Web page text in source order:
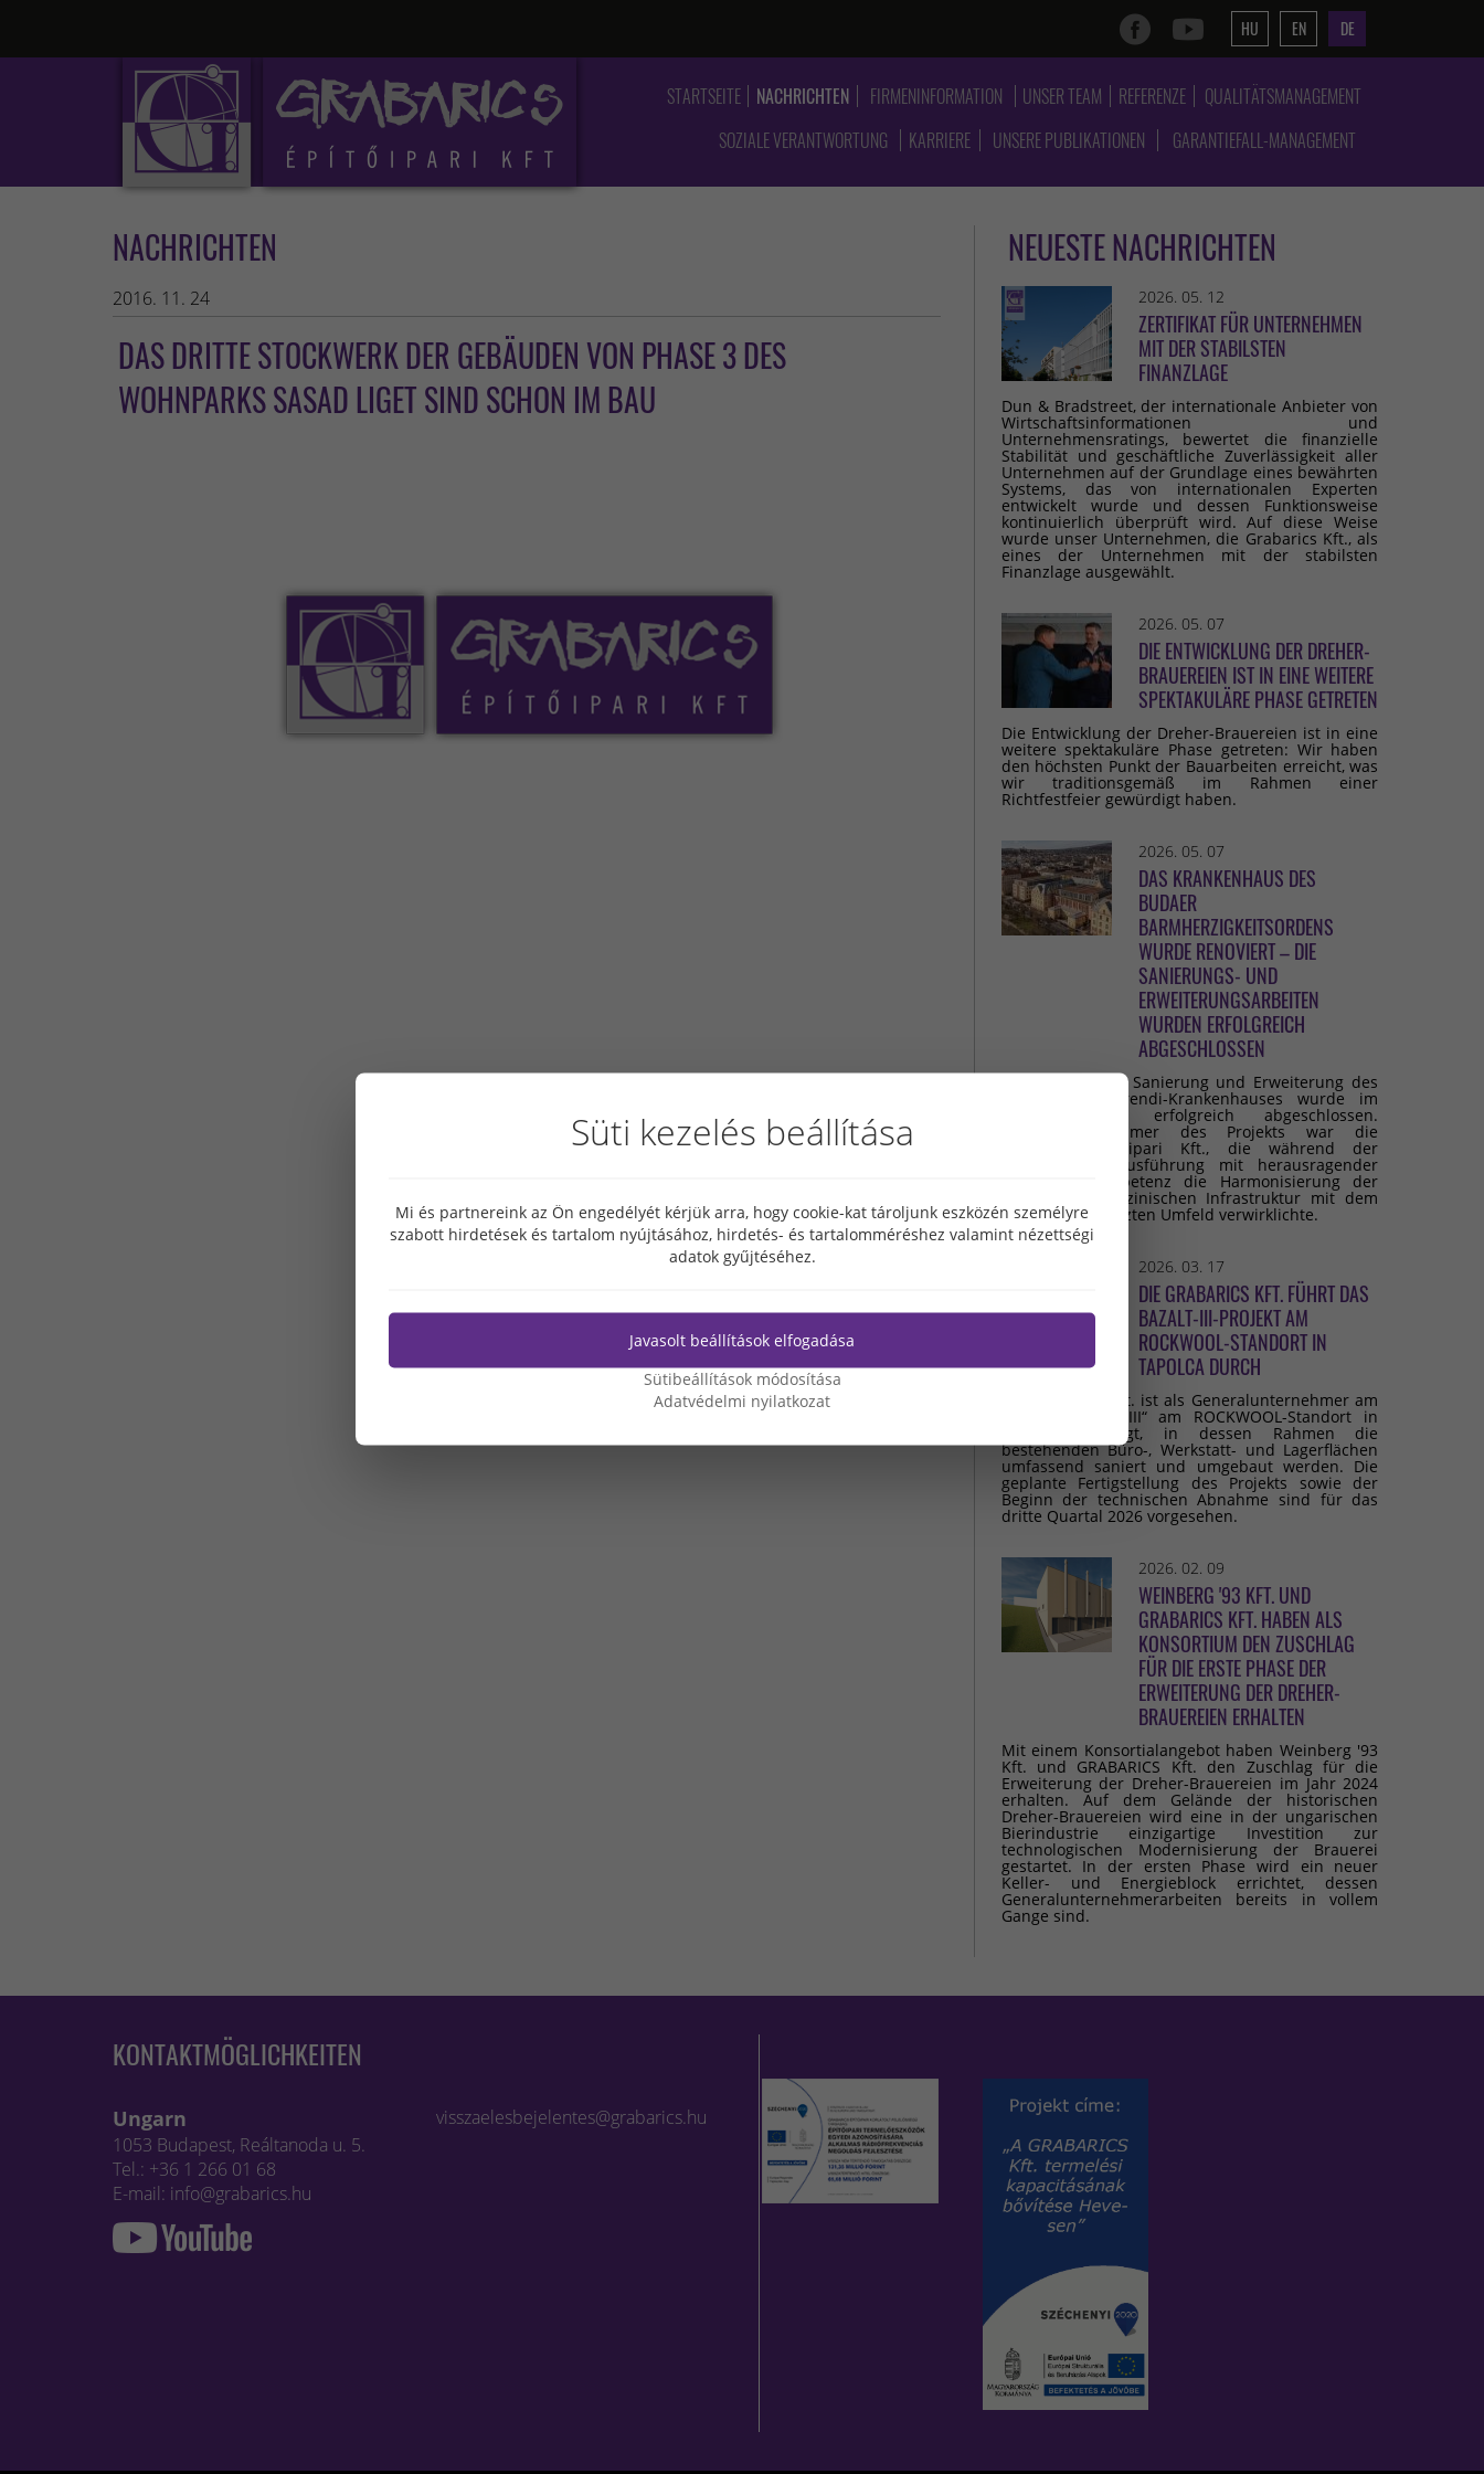
HU EN DE
STARTSEITE NACHRICHTEN FIRMENINFORMATION UNSER TEAM REFERENZE
QUALITÄTSMANAGEMENT
SOZIALE VERANTWORTUNG
KARRIERE UNSERE PUBLIKATIONEN GARANTIEFALL-MANAGEMENT
NACHRICHTEN
2016. 11. 24
DAS DRITTE STOCKWERK DER GEBÄUDEN VON PHASE 3 DES
WOHNPARKS SASAD LIGET SIND SCHON IM BAU
NEUESTE NACHRICHTEN
2026. 05. 12
ZERTIFIKAT FÜR UNTERNEHMEN
MIT DER STABILSTEN
FINANZLAGE
Dun & Bradstreet, der internationale Anbieter von
Wirtschaftsinformationen und
Unternehmensratings, bewertet die finanzielle
Stabilität und geschäftliche Zuverlässigkeit aller
Unternehmen auf der Grundlage eines bewährten
Systems, das von internationalen Experten
entwickelt wurde und dessen Funktionsweise
kontinuierlich überprüft wird. Auf diese Weise
wurde unser Unternehmen, die Grabarics Kft., als
eines der Unternehmen mit der stabilsten
Finanzlage ausgewählt.
2026. 05. 07
DIE ENTWICKLUNG DER DREHER-
BRAUEREIEN IST IN EINE WEITERE
SPEKTAKULÄRE PHASE GETRETEN
Die Entwicklung der Dreher-Brauereien ist in eine
weitere spektakuläre Phase getreten: Wir haben
den höchsten Punkt der Bauarbeiten erreicht, was
wir traditionsgemäß im Rahmen einer
Richtfestfeier gewürdigt haben.
2026. 05. 07
DAS KRANKENHAUS DES
BUDAER
BARMHERZIGKEITSORDENS
WURDE RENOVIERT – DIE
SANIERUNGS- UND
ERWEITERUNGSARBEITEN
WURDEN ERFOLGREICH
ABGESCHLOSSEN
Die umfassende Sanierung und Erweiterung des
Budai Irgalmasrendi-Krankenhauses wurde im
Februar 2026 erfolgreich abgeschlossen.
Generalunternehmer des Projekts war die
Grabarics Építőipari Kft., die während der
gesamten Bauausführung mit herausragender
fachlicher Kompetenz die Harmonisierung der
modernen medizinischen Infrastruktur mit dem
denkmalgeschützten Umfeld verwirklichte.
2026. 03. 17
DIE GRABARICS KFT. FÜHRT DAS
BAZALT-III-PROJEKT AM
ROCKWOOL-STANDORT IN
TAPOLCA DURCH
Die Grabarics Kft. ist als Generalunternehmer am
Projekt „Bazalt III“ am ROCKWOOL-Standort in
Tapolca beteiligt, in dessen Rahmen die
bestehenden Büro-, Werkstatt- und Lagerflächen
umfassend saniert und umgebaut werden. Die
geplante Fertigstellung des Projekts sowie der
Beginn der technischen Abnahme sind für das
dritte Quartal 2026 vorgesehen.
2026. 02. 09
WEINBERG '93 KFT. UND
GRABARICS KFT. HABEN ALS
KONSORTIUM DEN ZUSCHLAG
FÜR DIE ERSTE PHASE DER
ERWEITERUNG DER DREHER-
BRAUEREIEN ERHALTEN
Mit einem Konsortialangebot haben Weinberg '93
Kft. und GRABARICS Kft. den Zuschlag für die
Erweiterung der Dreher-Brauereien im Jahr 2024
erhalten. Auf dem Gelände der historischen
Dreher-Brauereien wird eine in der ungarischen
Bierindustrie einzigartige Investition zur
technologischen Modernisierung der Brauerei
gestartet. In der ersten Phase wird ein neuer
Keller- und Energieblock errichtet, dessen
Generalunternehmerarbeiten bereits in vollem
Gange sind.
KONTAKTMÖGLICHKEITEN
Ungarn
1053 Budapest, Reáltanoda u. 5.
Tel.: +36 1 266 01 68
E-mail: info@grabarics.hu
visszaelesbejelentes@grabarics.hu
Süti kezelés beállítása
Mi és partnereink az Ön engedélyét kérjük arra, hogy cookie-kat tároljunk eszközén személyre
szabott hirdetések és tartalom nyújtásához, hirdetés- és tartalomméréshez valamint nézettségi
adatok gyűjtéséhez.
Javasolt beállítások elfogadása
Sütibeállítások módosítása
Adatvédelmi nyilatkozat